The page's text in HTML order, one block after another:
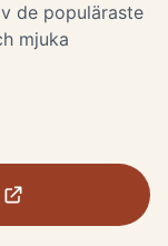
de populäraste
mjuka